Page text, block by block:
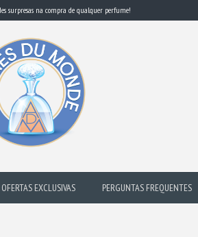
surpresas na compra de qualquer perfume!
OFERTAS EXCLUSIVAS PERGUNTAS FREQUENTES